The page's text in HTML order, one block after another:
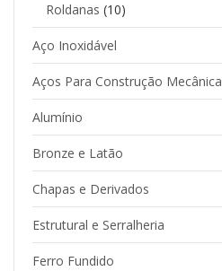
Roldanas (10)
Aço Inoxidável
Aços Para Construção Mecânica
Alumínio
Bronze e Latão
Chapas e Derivados
Estrutural e Serralheria
Ferro Fundido